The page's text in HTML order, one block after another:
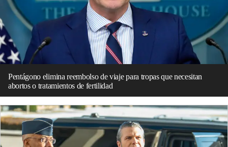
Pentágono elimina reembolso de viaje para tropas que necesitan
abortos o tratamientos de fertilidad